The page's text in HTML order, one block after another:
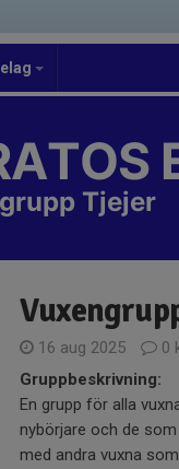
Tjejer
16 aug 2025
0
Gruppbeskrivning:
En grupp för alla
nybörjare och de
med andra vuxna